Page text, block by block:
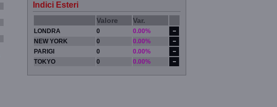
Indici Esteri
Valore Var.
LONDRA 0
0.00%
NEW YORK
0
0.00%
PARIGI
0
0.00%
TOKYO
0 0.00%